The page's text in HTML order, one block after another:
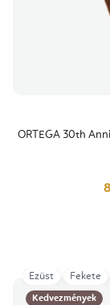
ORTEGA 30th
Kedvezmények
Ezüst Fekete